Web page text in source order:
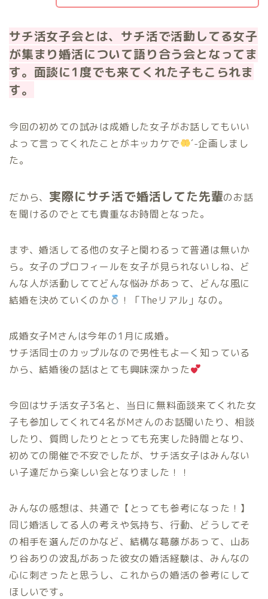
サチ活女子会とは、サチ活で活動してる女子
が集まり婚活について語り合う会となってま
す。面談に1度でも来てくれた子もこられま
す。
今回の初めての試みは成婚した女子がお話してもいい
よって言ってくれたことがキッカケで
´-企画しまし
た。
だから、 実際にサチ活で婚活してた先輩のお話
を聞けるのでとても貴重なお時間となった。
まず、婚活してる他の女子と関わるって普通は無いか
ら。女子のプロフィールを女子が見られないしね、ど
んな人が活動しててどんな悩みがあって、どんな風に
結婚を決めていくのか
！「Theリアル」なの。
成婚女子Mさんは今年の1月に成婚。
サチ活同士のカップルなので男性もよーく知っている
から、結婚後の話はとても興味深かった
今回はサチ活女子3名と、当日に無料面談来てくれた女
子も参加してくれて4名がMさんのお話聞いたり、相談
したり、質問したりととっても充実した時間となり、
初めての開催で不安でしたが、サチ活女子はみんない
い子達だから楽しい会となりました！！
みんなの感想は、共通で【とっても参考になった！】
同じ婚活してる人の考えや気持ち、行動、どうしてそ
の相手を選んだのかなど、結構な葛藤があって、山あ
り谷ありの波乱があった彼女の婚活経験は、みんなの
心に刺さったと思うし、これからの婚活の参考にして
ほしいです。